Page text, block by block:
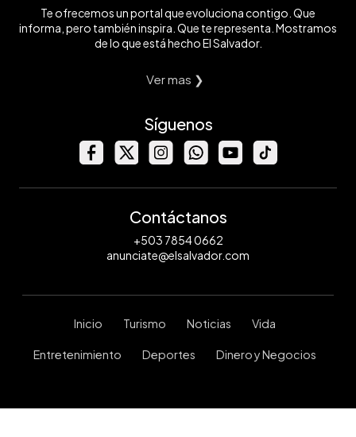
Te ofrecemos un portal que evoluciona contigo. Que
informa, pero también inspira. Que te representa. Mostramos
de lo que está hecho El Salvador.
Ver mas ❯
Síguenos
Contáctanos
+503 7854 0662
anunciate@elsalvador.com
Inicio Turismo Noticias Vida
Entretenimiento Deportes Dinero y Negocios